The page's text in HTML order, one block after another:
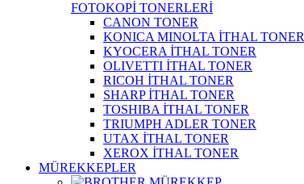
FOTOKOPİ TONERLERİ
CANON TONER
KONICA MINOLTA İTHAL TONER
KYOCERA İTHAL TONER
OLIVETTI İTHAL TONER
RICOH İTHAL TONER
SHARP İTHAL TONER
TOSHIBA İTHAL TONER
TRIUMPH ADLER TONER
UTAX İTHAL TONER
XEROX İTHAL TONER
MÜREKKEPLER